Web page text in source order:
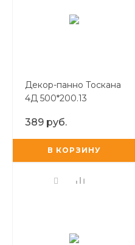
Декор-панно Тоскана
4Д 500*200.13
389 руб.
В КОРЗИНУ